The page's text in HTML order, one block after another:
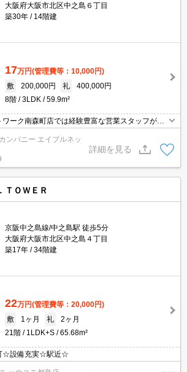
大阪府大阪市北区中之島６丁目
築30年
14階建
17万円(管理費等：10,000円)
敷
200,000円 礼
400,000円
8階
3LDK 59.9m²
ーク南森町店では経験豊富な営業スタッフが多
全力でサポートさせて頂きます☆ご希望の物件の
わせをさせていただきご内覧いただくサービス
お迎えサービスも実施中です☆詳しくは「エイブ
町店」０１２０－８２１－２６０にお気軽にお
ンパニー エイブルネッ
詳細を見る
ＴＯＷＥＲ
京阪中之島線/中之島駅 徒歩5分
大阪府大阪市北区中之島４丁目
築17年
34階建
22万円(管理費等：20,000円)
敷
1ヶ月 礼
2ヶ月
21階
1LDK+S 65.68m²
☆設備充実☆駅近☆